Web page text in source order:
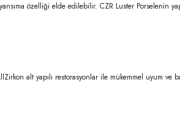
özelliği elde edilebilir. CZR Luster Porselenin
alt yapılı restorasyonlar ile mükemmel uyum ve